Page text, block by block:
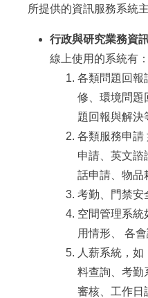
所提供的資訊服務系統
行政與研究業務資
線上使用的系統有：
各類問題回報
修、環境問題
題回報與解決
各類服務申請
申請、英文諮
話申請、物品
考勤、門禁安
空間管理系統
用情形、 各
人薪系統，
料查詢、考勤
審核、工作日